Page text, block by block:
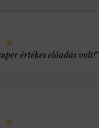
értékes előadás volt!“